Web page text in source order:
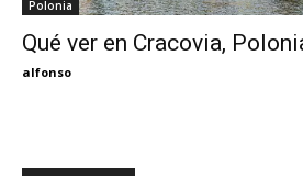
Polonia
Qué ver en Cracovia,
alfonso